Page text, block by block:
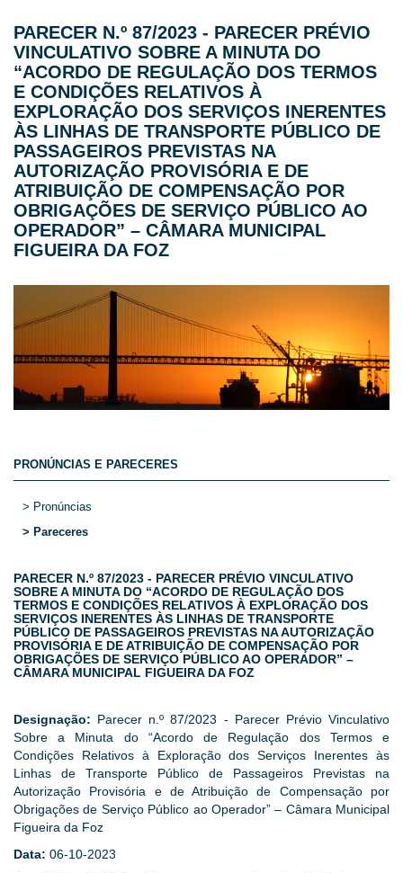
PARECER N.º 87/2023 - PARECER PRÉVIO
VINCULATIVO SOBRE A MINUTA DO
“ACORDO DE REGULAÇÃO DOS TERMOS
E CONDIÇÕES RELATIVOS À
EXPLORAÇÃO DOS SERVIÇOS INERENTES
ÀS LINHAS DE TRANSPORTE PÚBLICO DE
PASSAGEIROS PREVISTAS NA
AUTORIZAÇÃO PROVISÓRIA E DE
ATRIBUIÇÃO DE COMPENSAÇÃO POR
OBRIGAÇÕES DE SERVIÇO PÚBLICO AO
OPERADOR” – CÂMARA MUNICIPAL
FIGUEIRA DA FOZ
PRONÚNCIAS E PARECERES
> Pronúncias
> Pareceres
PARECER N.º 87/2023 - PARECER PRÉVIO VINCULATIVO
SOBRE A MINUTA DO “ACORDO DE REGULAÇÃO DOS
TERMOS E CONDIÇÕES RELATIVOS À EXPLORAÇÃO DOS
SERVIÇOS INERENTES ÀS LINHAS DE TRANSPORTE
PÚBLICO DE PASSAGEIROS PREVISTAS NA AUTORIZAÇÃO
PROVISÓRIA E DE ATRIBUIÇÃO DE COMPENSAÇÃO POR
OBRIGAÇÕES DE SERVIÇO PÚBLICO AO OPERADOR” –
CÂMARA MUNICIPAL FIGUEIRA DA FOZ
Designação: Parecer n.º 87/2023 - Parecer Prévio Vinculativo
Sobre a Minuta do “Acordo de Regulação dos Termos e
Condições Relativos à Exploração dos Serviços Inerentes às
Linhas de Transporte Público de Passageiros Previstas na
Autorização Provisória e de Atribuição de Compensação por
Obrigações de Serviço Público ao Operador” – Câmara Municipal
Figueira da Foz
Data: 06-10-2023